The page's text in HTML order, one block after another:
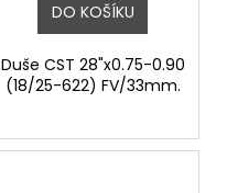
DO KOŠÍKU
Duše CST 28"x0.75-0.90
(18/25-622) FV/33mm.